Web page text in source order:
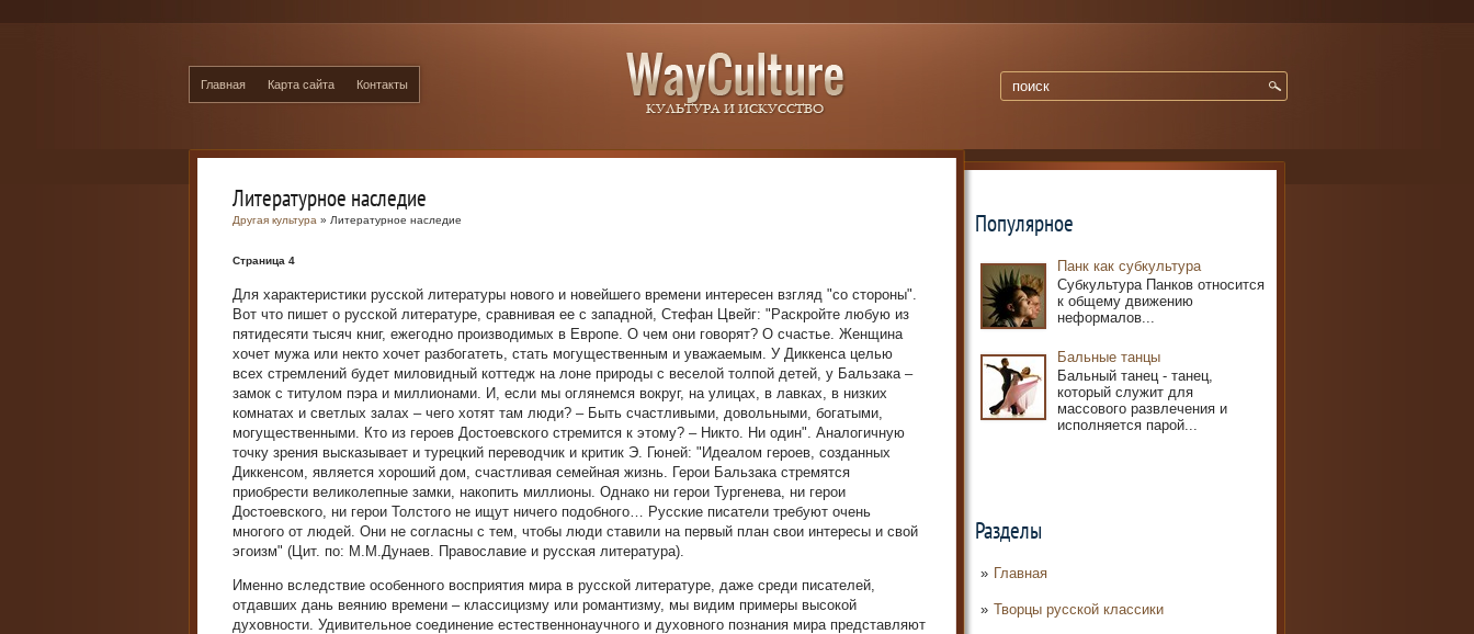
Главная Карта сайта Контакты
Популярное
Панк как субкультура
Субкультура Панков относится
к общему движению
неформалов...
Бальные танцы
Бальный танец - танец,
который служит для
массового развлечения и
исполняется парой...
Разделы
Главная
Творцы русской классики
Литературное наследие
Другая культура » Литературное наследие
Страница 4
Для характеристики русской литературы нового и новейшего времени интересен взгляд "со стороны".
Вот что пишет о русской литературе, сравнивая ее с западной, Стефан Цвейг: "Раскройте любую из
пятидесяти тысяч книг, ежегодно производимых в Европе. О чем они говорят? О счастье. Женщина
хочет мужа или некто хочет разбогатеть, стать могущественным и уважаемым. У Диккенса целью
всех стремлений будет миловидный коттедж на лоне природы с веселой толпой детей, у Бальзака –
замок с титулом пэра и миллионами. И, если мы оглянемся вокруг, на улицах, в лавках, в низких
комнатах и светлых залах – чего хотят там люди? – Быть счастливыми, довольными, богатыми,
могущественными. Кто из героев Достоевского стремится к этому? – Никто. Ни один". Аналогичную
точку зрения высказывает и турецкий переводчик и критик Э. Гюней: "Идеалом героев, созданных
Диккенсом, является хороший дом, счастливая семейная жизнь. Герои Бальзака стремятся
приобрести великолепные замки, накопить миллионы. Однако ни герои Тургенева, ни герои
Достоевского, ни герои Толстого не ищут ничего подобного… Русские писатели требуют очень
многого от людей. Они не согласны с тем, чтобы люди ставили на первый план свои интересы и свой
эгоизм" (Цит. по: М.М.Дунаев. Православие и русская литература).
Именно вследствие особенного восприятия мира в русской литературе, даже среди писателей,
отдавших дань веянию времени – классицизму или романтизму, мы видим примеры высокой
духовности. Удивительное соединение естественнонаучного и духовного познания мира представляют